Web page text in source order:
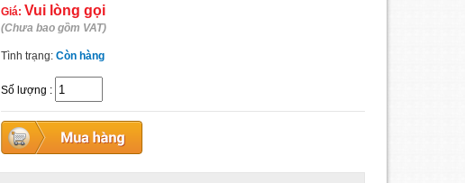
Giá: Vui lòng gọi
(Chưa bao gồm VAT)
Tình trạng: Còn hàng
Số lượng :